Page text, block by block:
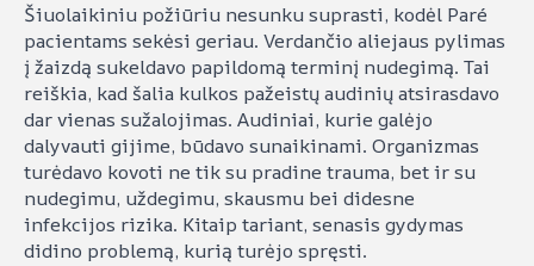
Šiuolaikiniu požiūriu nesunku suprasti, kodėl Paré
pacientams sekėsi geriau. Verdančio aliejaus pylimas
į žaizdą sukeldavo papildomą terminį nudegimą. Tai
reiškia, kad šalia kulkos pažeistų audinių atsirasdavo
dar vienas sužalojimas. Audiniai, kurie galėjo
dalyvauti gijime, būdavo sunaikinami. Organizmas
turėdavo kovoti ne tik su pradine trauma, bet ir su
nudegimu, uždegimu, skausmu bei didesne
infekcijos rizika. Kitaip tariant, senasis gydymas
didino problemą, kurią turėjo spręsti.